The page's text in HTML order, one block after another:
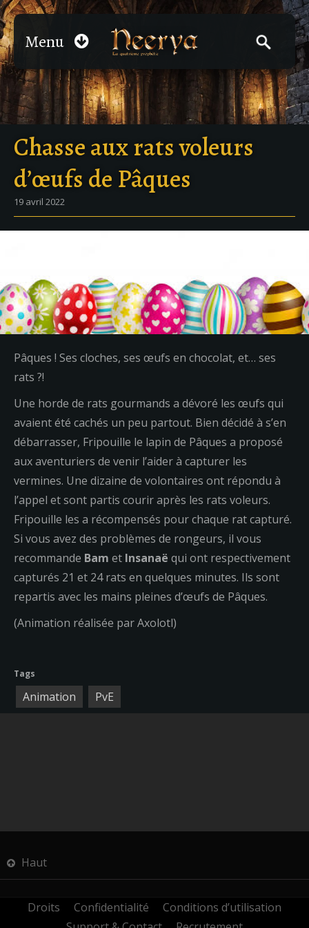
Menu
Chasse aux rats voleurs
d’œufs de Pâques
19 avril 2022
Pâques ! Ses cloches, ses œufs en chocolat, et… ses
rats ?!
Une horde de rats gourmands a dévoré les œufs qui
avaient été cachés un peu partout. Bien décidé à s’en
débarrasser, Fripouille le lapin de Pâques a proposé
aux aventuriers de venir l’aider à capturer les
vermines. Une dizaine de volontaires ont répondu à
l’appel et sont partis courir après les rats voleurs.
Fripouille les a récompensés pour chaque rat capturé.
Si vous avez des problèmes de rongeurs, il vous
recommande Bam et Insanaë qui ont respectivement
capturés 21 et 24 rats en quelques minutes. Ils sont
repartis avec les mains pleines d’œufs de Pâques.
(Animation réalisée par Axolotl)
Tags
Animation PvE
Haut
Droits Confidentialité
Conditions d’utilisation